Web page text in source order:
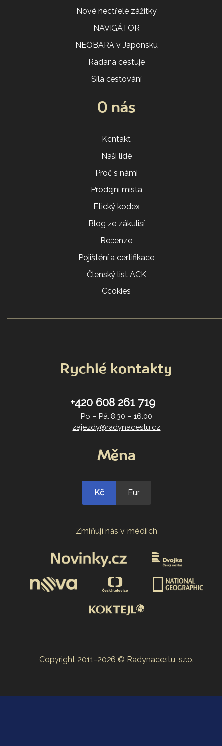
Nové neotřelé zážitky
NAVIGÁTOR
NEOBARA v Japonsku
Radana cestuje
Síla cestování
O nás
Kontakt
Naši lidé
Proč s námi
Prodejní místa
Etický kodex
Blog ze zákulisí
Recenze
Pojištění a certifikace
Členský list ACK
Cookies
Rychlé kontakty
+420 608 261 719
Po – Pá: 8:30 – 16:00
zajezdy@radynacestu.cz
Měna
Kč Eur
Zmiňují nás v médiích
Copyright 2011-2026 © Radynacestu, s.r.o.